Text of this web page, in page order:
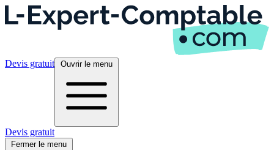
Devis gratuit Ouvrir le menu
Devis gratuit
Fermer le menu